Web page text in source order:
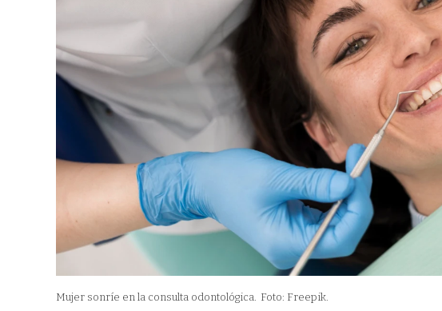
Mujer sonríe en la consulta odontológica. Foto: Freepik.